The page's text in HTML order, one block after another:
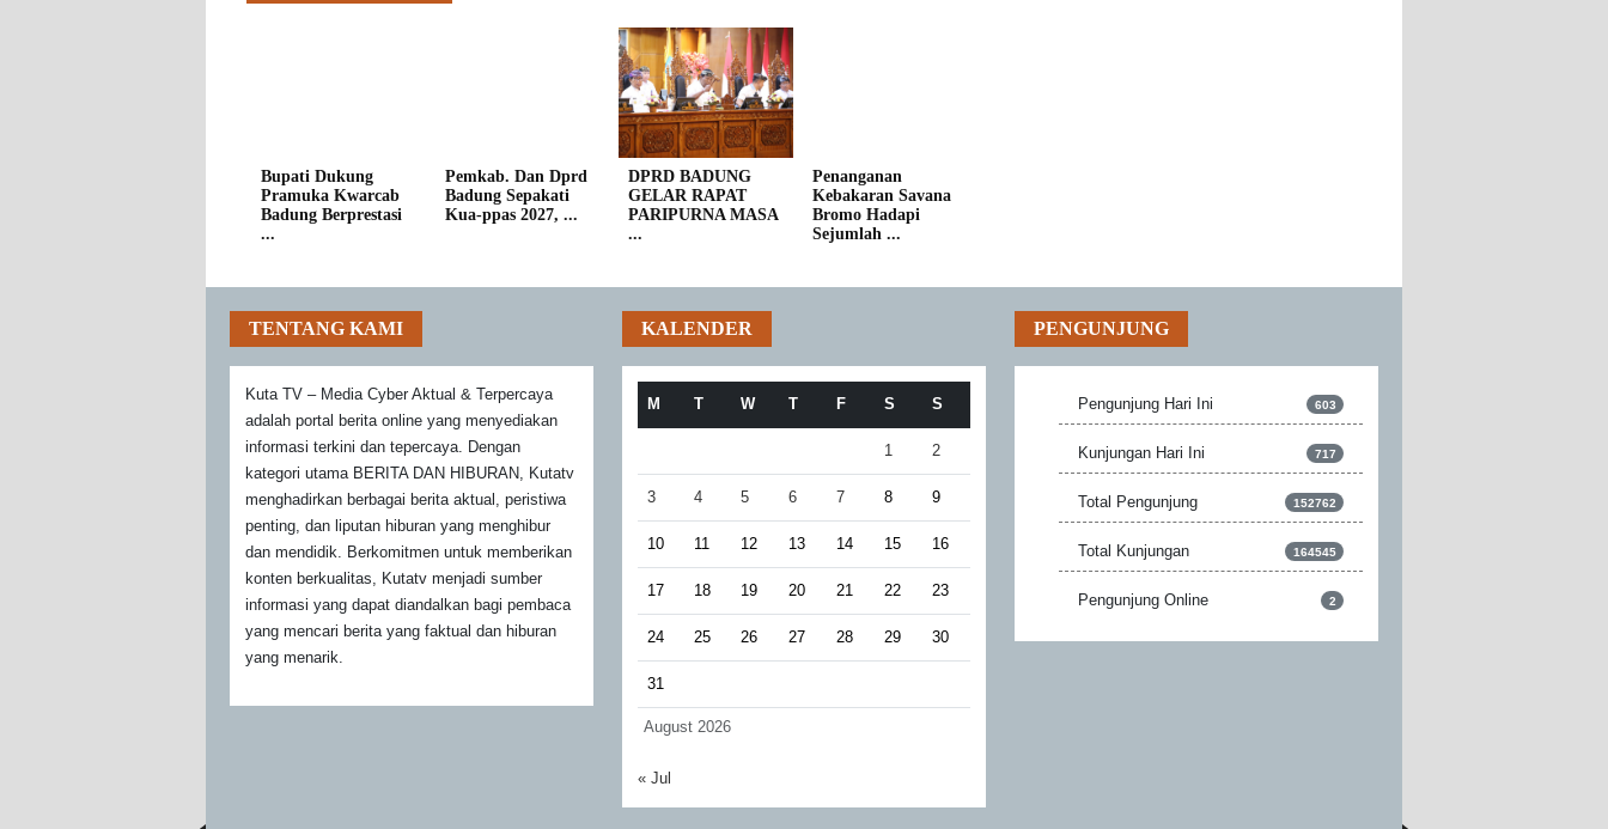
Bupati Dukung
Pramuka Kwarcab
Badung Berprestasi
...
Pemkab. Dan Dprd
Badung Sepakati
Kua-ppas 2027, ...
DPRD BADUNG
GELAR RAPAT
PARIPURNA MASA
...
Penanganan
Kebakaran Savana
Bromo Hadapi
Sejumlah ...
TENTANG KAMI
Kuta TV – Media Cyber Aktual & Terpercaya
adalah portal berita online yang menyediakan
informasi terkini dan tepercaya. Dengan
kategori utama BERITA DAN HIBURAN, Kutatv
menghadirkan berbagai berita aktual, peristiwa
penting, dan liputan hiburan yang menghibur
dan mendidik. Berkomitmen untuk memberikan
konten berkualitas, Kutatv menjadi sumber
informasi yang dapat diandalkan bagi pembaca
yang mencari berita yang faktual dan hiburan
yang menarik.
KALENDER
August 2026
M T W T F S S
1 2
3 4 5 6 7 8 9
10 11 12 13 14 15 16
17 18 19 20 21 22 23
24 25 26 27 28 29 30
31
« Jul
PENGUNJUNG
Pengunjung Hari Ini 603
Kunjungan Hari Ini 717
Total Pengunjung 152762
Total Kunjungan 164545
Pengunjung Online 2